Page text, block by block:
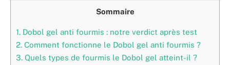
Sommaire
1. Dobol gel anti fourmis : notre verdict après test
2. Comment fonctionne le Dobol gel anti fourmis ?
3. Quels types de fourmis le Dobol gel atteint-il ?